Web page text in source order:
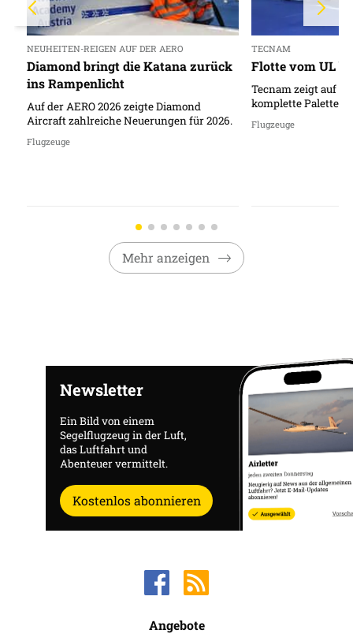
NEUHEITEN-REIGEN AUF DER AERO
Diamond bringt die Katana zurück
ins Rampenlicht
Auf der AERO 2026 zeigte Diamond
Aircraft zahlreiche Neuerungen für 2026.
Flugzeuge
TECNAM
Flotte vom UL
Tecnam zeigt auf
komplette Palette
Flugzeuge
Mehr anzeigen
Newsletter
Ein Bild von einem
Segelflugzeug in der Luft,
das Luftfahrt und
Abenteuer vermittelt.
Kostenlos abonnieren
Angebote